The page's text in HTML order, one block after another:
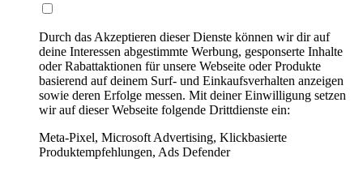
Durch das Akzeptieren dieser Dienste können wir dir auf
deine Interessen abgestimmte Werbung, gesponserte Inhalte
oder Rabattaktionen für unsere Webseite oder Produkte
basierend auf deinem Surf- und Einkaufsverhalten anzeigen
sowie deren Erfolge messen. Mit deiner Einwilligung setzen
wir auf dieser Webseite folgende Drittdienste ein:
Meta-Pixel, Microsoft Advertising, Klickbasierte
Produktempfehlungen, Ads Defender